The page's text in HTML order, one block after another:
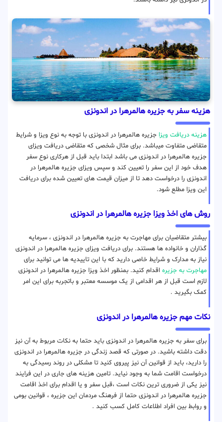
هزینه سفر به جزیره هالمرهرا در اندونزی
هزینه دریافت ویزا جزیره هالمرهرا در اندونزی با توجه به نوع ویزا و شرایط
متقاضی متفاوت میباشد. برای مثال شخصی که متقاضی دریافت ویزای
جزیره هالمرهرا در اندونزی می باشد ابتدا باید قبل از هرکاری نوع سفر
هدف خود از این سفر را تعیین کند و سپس ویزای جزیره هالمرهرا در
اندونزی را درخواست دهد تا از میزان قیمت های تعیین شده برای دریافت
این ویزا مطلع شود.
روش های اخذ ویزا جزیره هالمرهرا در اندونزی
بیشتر متقاضیان برای مهاجرت به جزیره هالمرهرا در اندونزی ، سرمایه
گذاران و خانواده ها هستند. برای دریافت ویزای جزیره هالمرهرا در اندونزی
نیاز به مدارک و شرایط خاصی دارید که با این تاییدیه ها می توانید برای
مهاجرت به جزیره اقدام کنید. بمنظور اخذ ویزا جزیره هالمرهرا در اندونزی
لازم است قبل از هر اقدامی از یک موسسه معتبر و باتجربه برای این امر
کمک بگیرید .
نکات مهم جزیره هالمرهرا در اندونزی
برای سفر به جزیره هالمرهرا در اندونزی باید حتما به نکات مربوط به آن نیز
دقت داشته باشید. در صورتی که قصد زندگی در جزیره هالمرهرا در اندونزی
را دارید، باید از قوانین آن نیز پیروی کنید تا مشکلی در روند رسیدگی به
درخواست اقامت شما به وجود نیاید. تامین هزینه های جاری در این فرایند
نیز یکی از ضروری ترین نکات است ،قبل سفر و یا اقدام برای اخذ اقامت
جزیره هالمرهرا در اندونزی حتما از فرهنگ مردمان این جزیره ، قوانین بومی
و روابط بین افراد اطلاعات کامل کسب کنید .